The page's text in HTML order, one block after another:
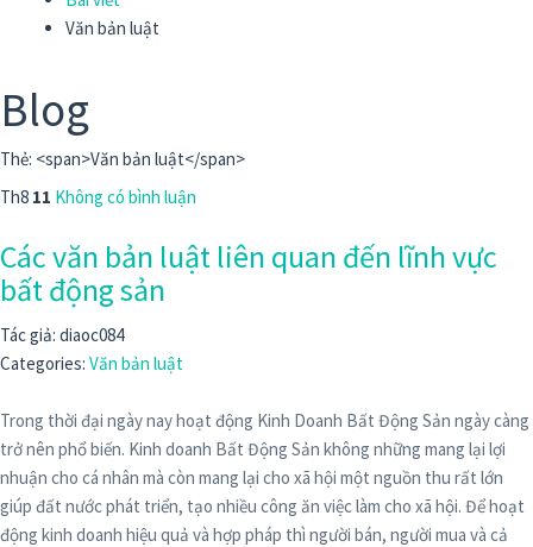
Văn bản luật
Blog
Thẻ: <span>Văn bản luật</span>
Th8 11 Không có bình luận
Các văn bản luật liên quan đến lĩnh vực
bất động sản
Tác giả: diaoc084
Categories: Văn bản luật
Trong thời đại ngày nay hoạt động Kinh Doanh Bất Động Sản ngày càng
trở nên phổ biến. Kinh doanh Bất Động Sản không những mang lại lợi
nhuận cho cá nhân mà còn mang lại cho xã hội một nguồn thu rất lớn
giúp đất nước phát triển, tạo nhiều công ăn việc làm cho xã hội. Để hoạt
động kinh doanh hiệu quả và hợp pháp thì người bán, người mua và cả